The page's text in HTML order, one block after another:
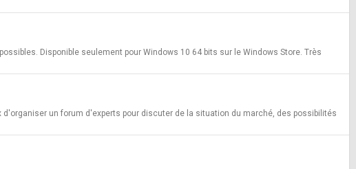
Disponible seulement pour Windows 10 64 bits sur le Windows Store. Très
un forum d'experts pour discuter de la situation du marché, des possibilités